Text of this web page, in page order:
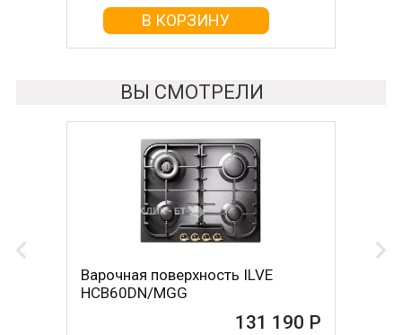
В КОРЗИНУ
В КОРЗИНУ
ВЫ СМОТРЕЛИ
Варочная поверхность ILVE
HCB60DN/MGG
131 190 Р